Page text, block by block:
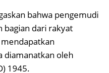
bahwa pengemudi
bagian dari rakyat
diamanatkan oleh
1945.